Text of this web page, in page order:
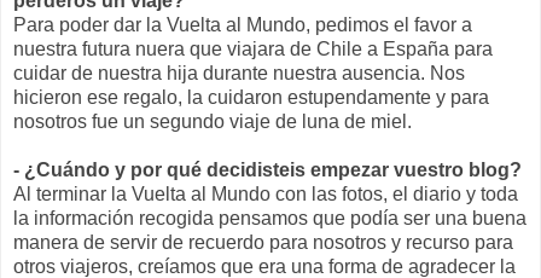
Para poder dar la Vuelta al Mundo, pedimos el favor a
nuestra futura nuera que viajara de Chile a España para
cuidar de nuestra hija durante nuestra ausencia. Nos
hicieron ese regalo, la cuidaron estupendamente y para
nosotros fue un segundo viaje de luna de miel.
- ¿Cuándo y por qué decidisteis empezar vuestro blog?
Al terminar la Vuelta al Mundo con las fotos, el diario y toda
la información recogida pensamos que podía ser una buena
manera de servir de recuerdo para nosotros y recurso para
otros viajeros, creíamos que era una forma de agradecer la